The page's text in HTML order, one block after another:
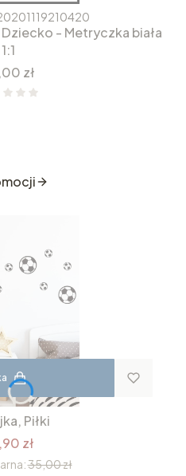
- Metryczka biała
1:1
zł
Piłki
zł
35,00 zł